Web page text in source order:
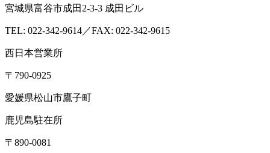
宮城県富谷市成田2-3-3 成田ビル
TEL: 022-342-9614／FAX: 022-342-9615
西日本営業所
〒790-0925
愛媛県松山市鷹子町
鹿児島駐在所
〒890-0081